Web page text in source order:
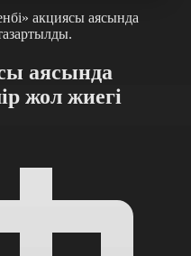
акциясы аясында
аясында
жол жиегі